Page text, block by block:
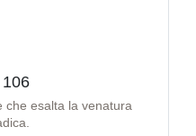
che esalta la venatura